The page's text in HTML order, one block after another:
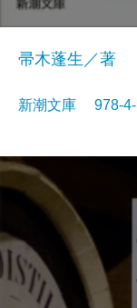
帚木蓬生／著
新潮文庫 978-